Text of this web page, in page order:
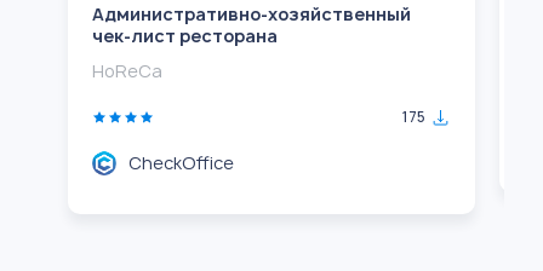
Административно-хозяйственный
чек-лист ресторана
HoReCa
175
CheckOffice